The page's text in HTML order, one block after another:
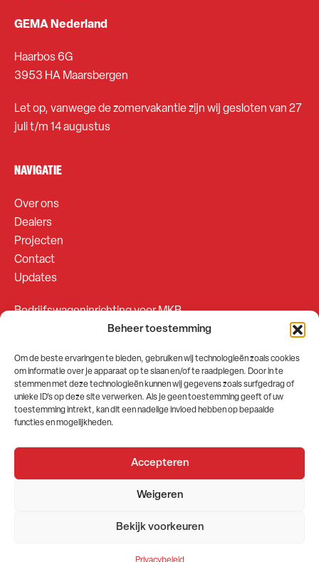
Beheer toestemming
Om de beste ervaringen te bieden, gebruiken wij technologieën zoals cookies
om informatie over je apparaat op te slaan en/of te raadplegen. Door in te
stemmen met deze technologieën kunnen wij gegevens zoals surfgedrag of
unieke ID's op deze site verwerken. Als je geen toestemming geeft of uw
toestemming intrekt, kan dit een nadelige invloed hebben op bepaalde
functies en mogelijkheden.
Accepteren
Weigeren
Bekijk voorkeuren
GEMA Nederland
Haarbos 6G
3953 HA Maarsbergen
Let op, vanwege de zomervakantie zijn wij gesloten van 27
juli t/m 14 augustus
NAVIGATIE
Over ons
Dealers
Projecten
Contact
Updates
Bedrijfswageninrichting voor MKB
Bedrijfswageninrichting voor Fleetsales
SOCIALS